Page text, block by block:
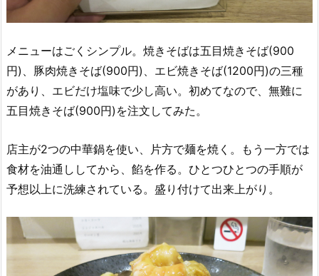
メニューはごくシンプル。焼きそばは五目焼きそば(900
円)、豚肉焼きそば(900円)、エビ焼きそば(1200円)の三種
があり、エビだけ塩味で少し高い。初めてなので、無難に
五目焼きそば(900円)を注文してみた。
店主が2つの中華鍋を使い、片方で麺を焼く。もう一方では
食材を油通ししてから、餡を作る。ひとつひとつの手順が
予想以上に洗練されている。盛り付けて出来上がり。